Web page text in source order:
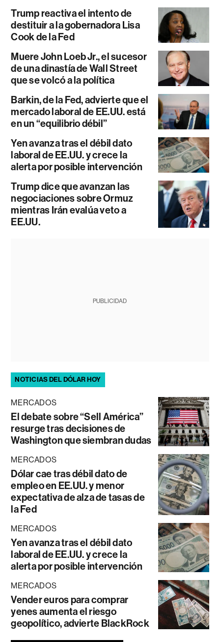
Trump reactiva el intento de
destituir a la gobernadora Lisa
Cook de la Fed
Muere John Loeb Jr., el sucesor
de una dinastía de Wall Street
que se volcó a la política
Barkin, de la Fed, advierte que el
mercado laboral de EE.UU. está
en un “equilibrio débil”
Yen avanza tras el débil dato
laboral de EE.UU. y crece la
alerta por posible intervención
Trump dice que avanzan las
negociaciones sobre Ormuz
mientras Irán evalúa veto a
EE.UU.
PUBLICIDAD
NOTICIAS DEL DÓLAR HOY
MERCADOS
El debate sobre “Sell América”
resurge tras decisiones de
Washington que siembran dudas
MERCADOS
Dólar cae tras débil dato de
empleo en EE.UU. y menor
expectativa de alza de tasas de
la Fed
MERCADOS
Yen avanza tras el débil dato
laboral de EE.UU. y crece la
alerta por posible intervención
MERCADOS
Vender euros para comprar
yenes aumenta el riesgo
geopolítico, advierte BlackRock